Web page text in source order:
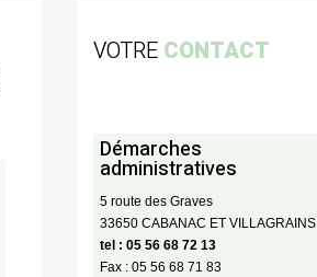
VOTRE CONTACT
Démarches
administratives
5 route des Graves
33650 CABANAC ET VILLAGRAINS
tel : 05 56 68 72 13
Fax : 05 56 68 71 83